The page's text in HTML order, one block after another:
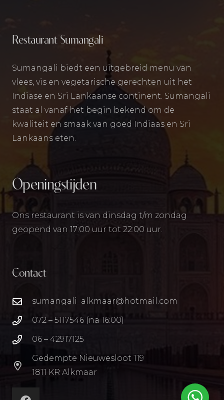
Restaurant Sumangali
Sumangali biedt een uitgebreid menu van
vlees, vis en vegetarische gerechten uit het
Indiase en Sri Lankaanse continent. Sumangali
staat al vanaf het begin bekend om de
kwaliteit en smaak van goed Indiaas en Sri
Lankaans eten.
Openingstijden
Ons restaurant is van dinsdag t/m zondag
geopend van 17:00 uur tot 22:00 uur.
Contact
sumangali_alkmaar@hotmail.com
072 – 5117546 (na 16:00)
06 – 42917125
Gedempte Nieuwesloot 119
1811 KR Alkmaar